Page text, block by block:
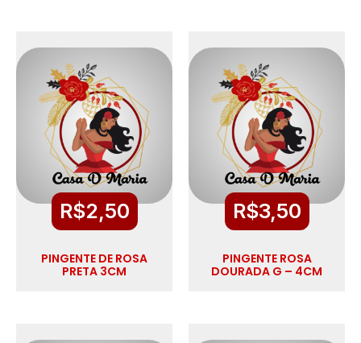
R$2,50
PINGENTE DE ROSA
PRETA 3CM
R$3,50
PINGENTE ROSA
DOURADA G – 4CM